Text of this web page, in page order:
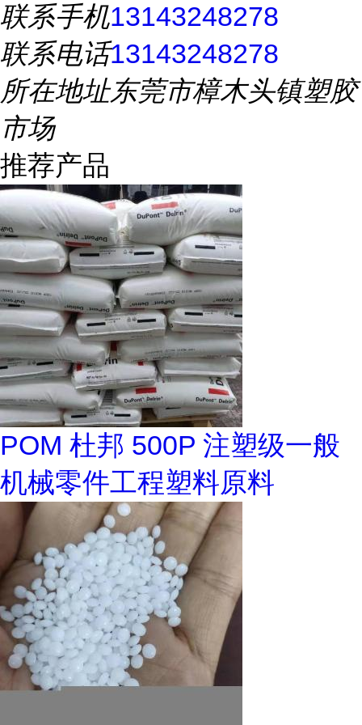
联系手机13143248278
联系电话13143248278
所在地址东莞市樟木头镇塑胶
市场
推荐产品
POM 杜邦 500P 注塑级一般
机械零件工程塑料原料